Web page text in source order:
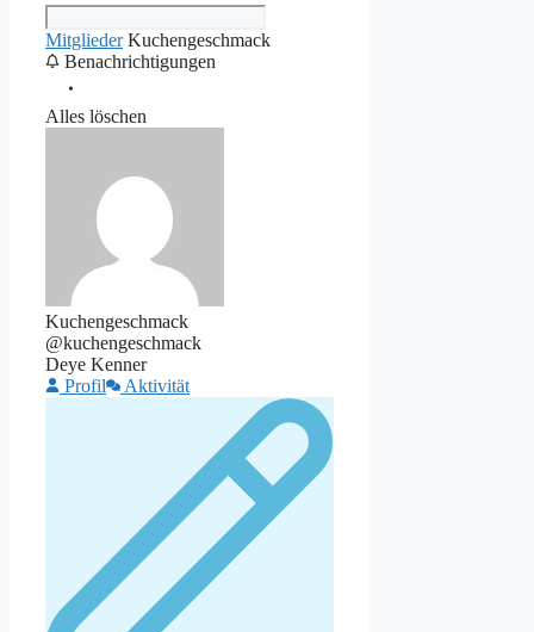
Mitglieder Kuchengeschmack
Benachrichtigungen
Alles löschen
Kuchengeschmack
@kuchengeschmack
Deye Kenner
Profil
Aktivität